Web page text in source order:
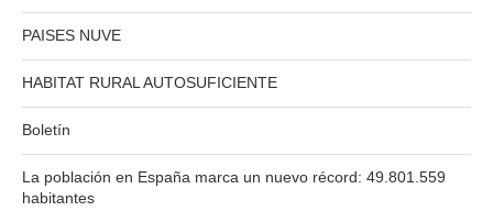
PAISES NUVE
HABITAT RURAL AUTOSUFICIENTE
Boletín
La población en España marca un nuevo récord: 49.801.559
habitantes